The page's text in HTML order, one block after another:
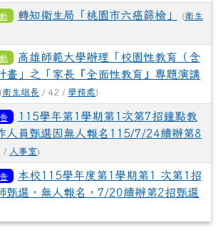
轉知衛生局「桃園市六癌篩檢」 (衛生
高雄師範大學辦理「校園性教育（含
畫」之「家長『全面性教育』專題演講
(衛生組長 / 42 / 學務處)
115學年第1學期第1次第7招鐘點教
人員甄選因無人報名115/7/24續辦第8
/ 人事室)
本校115學年度第1學期第1 次第1招
甄選，無人報名，7/20續辦第2招甄選